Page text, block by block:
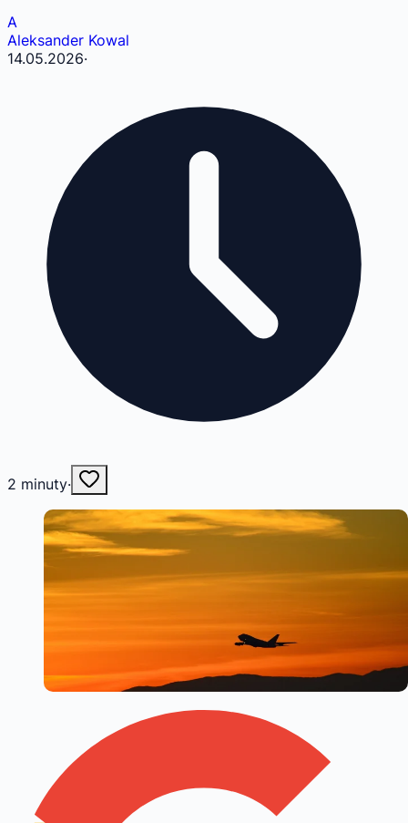
A
Aleksander Kowal
14.05.2026·
2 minuty·